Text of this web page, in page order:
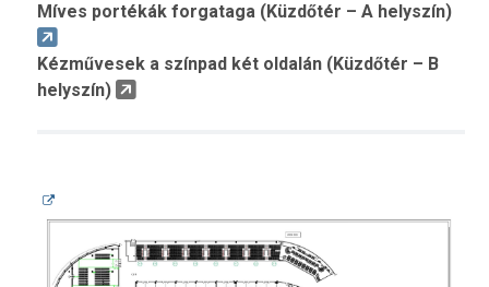
Míves portékák forgataga (Küzdőtér – A helyszín)
Kézművesek a színpad két oldalán (Küzdőtér – B
helyszín)